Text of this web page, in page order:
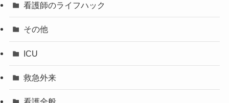
看護師のライフハック
その他
ICU
救急外来